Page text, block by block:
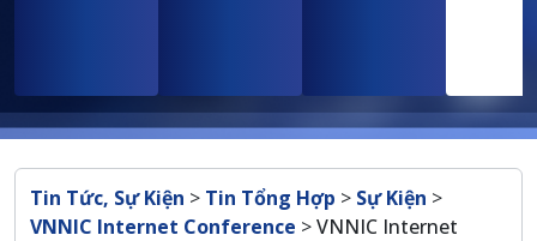
Breadcrumb
Tin Tức, Sự Kiện > Tin Tổng Hợp > Sự Kiện >
VNNIC Internet Conference >VNNIC Internet